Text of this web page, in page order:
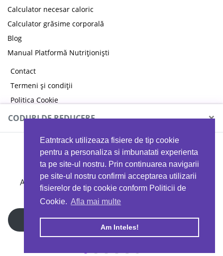
Eatntrack utilizeaza fisiere de tip cookie
pentru a personaliza si imbunatati experienta
ta pe site-ul nostru. Prin continuarea navigarii
pe site-ul nostru confirmi acceptarea utilizarii
fisierelor de tip cookie conform Politicii de
Cookie. Afla mai multe
Am Inteles!
Calculator necesar caloric
Calculator grăsime corporală
Blog
Manual Platformă Nutriționiști
Contact
Termeni și condiții
Politica Cookie
Politica de confidențialitate
Copyright © 2026 EAT & TRACK S.R.L
CODURI DE REDUCERE ×
MYPROTEIN
Ai 40%reducere la orice comandă folosind codul
EATTRACK
Profită acum